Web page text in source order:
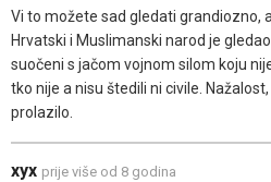
Vi to možete sad gledati grandiozno,
Hrvatski i Muslimanski narod je
suočeni s jačom vojnom silom koju
tko nije a nisu štedili ni civile.
prolazilo.
xyx prije više od 8 godina